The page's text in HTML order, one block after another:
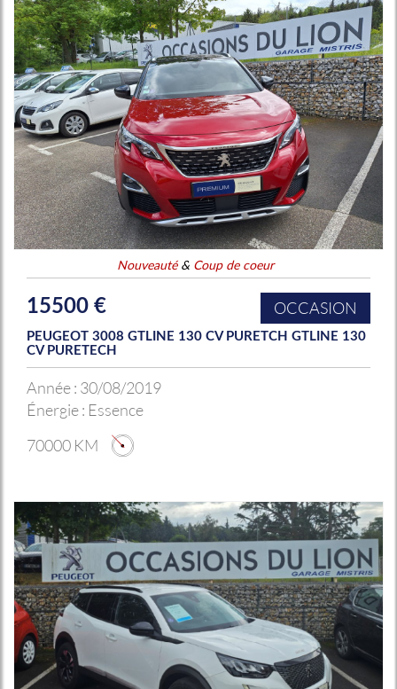
Nouveauté& Coup de coeur
15500 € OCCASION
PEUGEOT 3008 GTLINE 130 CV PURETCH GTLINE 130
CV PURETECH
Année : 30/08/2019
Énergie : Essence
70000 KM